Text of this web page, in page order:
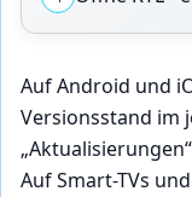
Auf Android und
Versionsstand im
Auf Smart-TVs